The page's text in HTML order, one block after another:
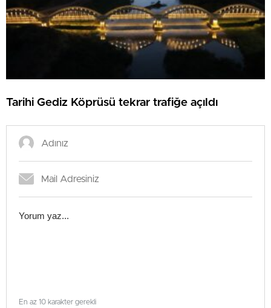
Tarihi Gediz Köprüsü tekrar trafiğe açıldı
En az 10 karakter gerekli